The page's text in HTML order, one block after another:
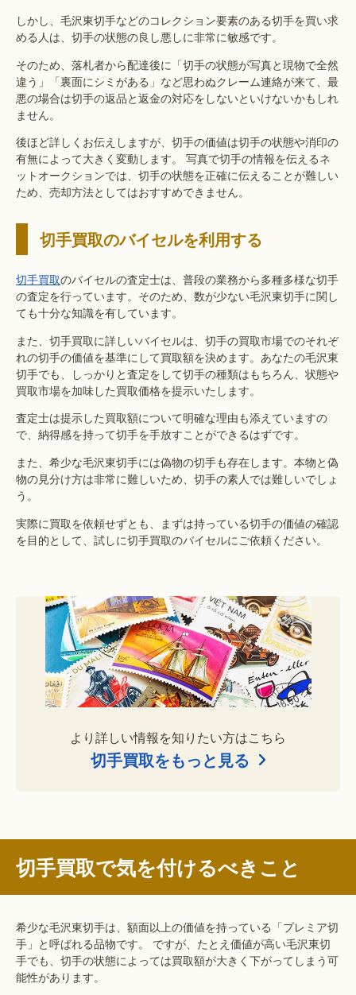
しかし、毛沢東切手などのコレクション要素のある切手を買い求
める人は、切手の状態の良し悪しに非常に敏感です。
そのため、落札者から配達後に「切手の状態が写真と現物で全然
違う」「裏面にシミがある」など思わぬクレーム連絡が来て、最
悪の場合は切手の返品と返金の対応をしないといけないかもしれ
ません。
後ほど詳しくお伝えしますが、切手の価値は切手の状態や消印の
有無によって大きく変動します。 写真で切手の情報を伝えるネ
ットオークションでは、切手の状態を正確に伝えることが難しい
ため、売却方法としてはおすすめできません。
切手買取のバイセルを利用する
切手買取のバイセルの査定士は、普段の業務から多種多様な切手
の査定を行っています。そのため、数が少ない毛沢東切手に関し
ても十分な知識を有しています。
また、切手買取に詳しいバイセルは、切手の買取市場でのそれぞ
れの切手の価値を基準にして買取額を決めます。あなたの毛沢東
切手でも、しっかりと査定をして切手の種類はもちろん、状態や
買取市場を加味した買取価格を提示いたします。
査定士は提示した買取額について明確な理由も添えていますの
で、納得感を持って切手を手放すことができるはずです。
また、希少な毛沢東切手には偽物の切手も存在します。本物と偽
物の見分け方は非常に難しいため、切手の素人では難しいでしょ
う。
実際に買取を依頼せずとも、まずは持っている切手の価値の確認
を目的として、試しに切手買取のバイセルにご依頼ください。
より詳しい情報を知りたい方はこちら
切手買取をもっと見る
切手買取で気を付けるべきこと
希少な毛沢東切手は、額面以上の価値を持っている「プレミア切
手」と呼ばれる品物です。 ですが、たとえ価値が高い毛沢東切
手でも、切手の状態によっては買取額が大きく下がってしまう可
能性があります。